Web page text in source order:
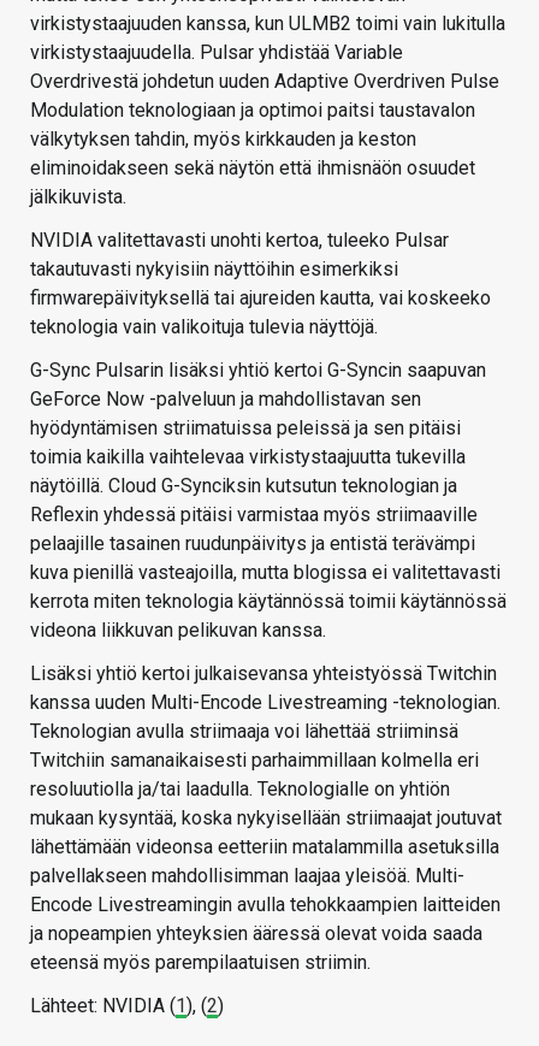
virkistystaajuuden kanssa, kun ULMB2 toimi vain lukitulla
virkistystaajuudella. Pulsar yhdistää Variable
Overdrivestä johdetun uuden Adaptive Overdriven Pulse
Modulation teknologiaan ja optimoi paitsi taustavalon
välkytyksen tahdin, myös kirkkauden ja keston
eliminoidakseen sekä näytön että ihmisnäön osuudet
jälkikuvista.
NVIDIA valitettavasti unohti kertoa, tuleeko Pulsar
takautuvasti nykyisiin näyttöihin esimerkiksi
firmwarepäivityksellä tai ajureiden kautta, vai koskeeko
teknologia vain valikoituja tulevia näyttöjä.
G-Sync Pulsarin lisäksi yhtiö kertoi G-Syncin saapuvan
GeForce Now -palveluun ja mahdollistavan sen
hyödyntämisen striimatuissa peleissä ja sen pitäisi
toimia kaikilla vaihtelevaa virkistystaajuutta tukevilla
näytöillä. Cloud G-Synciksin kutsutun teknologian ja
Reflexin yhdessä pitäisi varmistaa myös striimaaville
pelaajille tasainen ruudunpäivitys ja entistä terävämpi
kuva pienillä vasteajoilla, mutta blogissa ei valitettavasti
kerrota miten teknologia käytännössä toimii käytännössä
videona liikkuvan pelikuvan kanssa.
Lisäksi yhtiö kertoi julkaisevansa yhteistyössä Twitchin
kanssa uuden Multi-Encode Livestreaming -teknologian.
Teknologian avulla striimaaja voi lähettää striiminsä
Twitchiin samanaikaisesti parhaimmillaan kolmella eri
resoluutiolla ja/tai laadulla. Teknologialle on yhtiön
mukaan kysyntää, koska nykyisellään striimaajat joutuvat
lähettämään videonsa eetteriin matalammilla asetuksilla
palvellakseen mahdollisimman laajaa yleisöä. Multi-
Encode Livestreamingin avulla tehokkaampien laitteiden
ja nopeampien yhteyksien ääressä olevat voida saada
eteensä myös parempilaatuisen striimin.
Lähteet: NVIDIA (1), (2)